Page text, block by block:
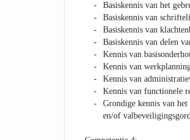
Basiskennis van het
Basiskennis van
Basiskennis van
Basiskennis van delen
Kennis van
Kennis van
Kennis van
Kennis van functionele
Grondige kennis van
en/of